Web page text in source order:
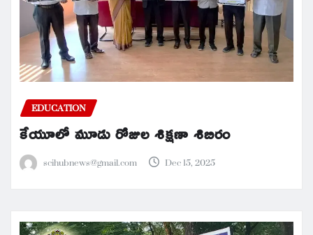
EDUCATION
కేయూలో మూడు రోజుల శిక్షణా శిబిరం
scihubnews@gmail.com Dec 15, 2025